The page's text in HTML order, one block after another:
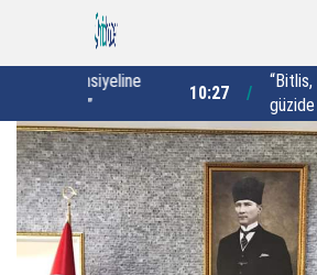
10:27
“Bitlis, binlerce yıllık
güzide bir şehir”